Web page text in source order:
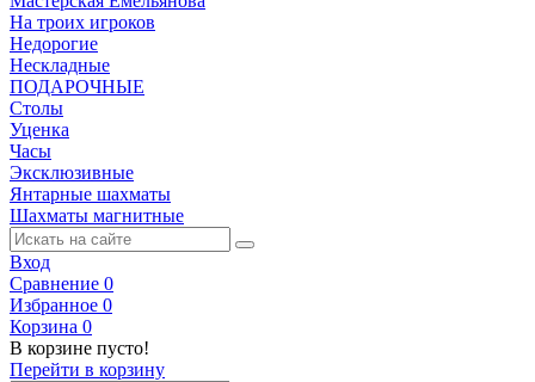
На троих игроков
Недорогие
Нескладные
ПОДАРОЧНЫЕ
Столы
Уценка
Часы
Эксклюзивные
Янтарные шахматы
Шахматы магнитные
Вход
Сравнение 0
Избранное 0
Корзина 0
В корзине пусто!
Перейти в корзину